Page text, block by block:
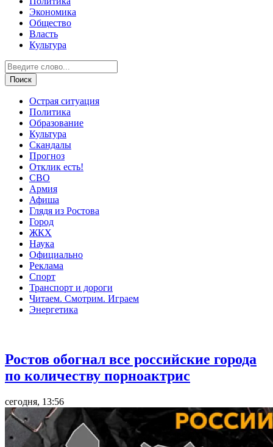
Экономика
Общество
Власть
Культура
Острая ситуация
Политика
Образование
Культура
Скандалы
Прогноз
Отклик есть!
СВО
Армия
Афиша
Глядя из Ростова
Город
ЖКХ
Наука
Официально
Реклама
Спорт
Транспорт и дороги
Читаем. Смотрим. Играем
Энергетика
Ростов обогнал все российские города
по количеству порноактрис
сегодня, 13:56